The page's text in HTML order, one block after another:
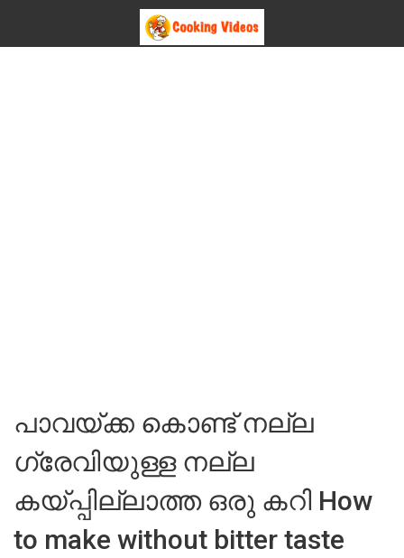
പാവയ്ക്ക കൊണ്ട് നല്ല
ഗ്രേവിയുള്ള നല്ല
കയ്പ്പില്ലാത്ത ഒരു കറി How
to make without bitter taste